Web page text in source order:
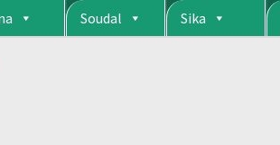
Soudal Sika